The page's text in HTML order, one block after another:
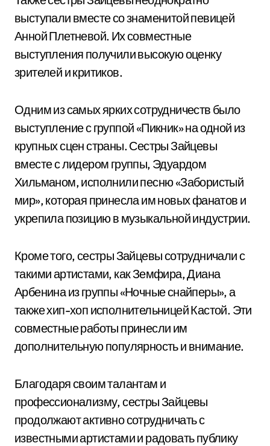
выступали вместе со знаменитой певицей
Анной Плетневой. Их совместные
выступления получили высокую оценку
зрителей и критиков.
Одним из самых ярких сотрудничеств было
выступление с группой «Пикник» на одной из
крупных сцен страны. Сестры Зайцевы
вместе с лидером группы, Эдуардом
Хильманом, исполнили песню «Забористый
мир», которая принесла им новых фанатов и
укрепила позицию в музыкальной индустрии.
Кроме того, сестры Зайцевы сотрудничали с
такими артистами, как Земфира, Диана
Арбенина из группы «Ночные снайперы», а
также хип-хоп исполнительницей Кастой. Эти
совместные работы принесли им
дополнительную популярность и внимание.
Благодаря своим талантам и
профессионализму, сестры Зайцевы
продолжают активно сотрудничать с
известными артистами и радовать публику